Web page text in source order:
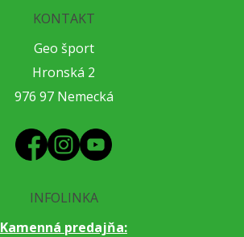
KONTAKT
Geo šport
Hronská 2
976 97 Nemecká
INFOLINKA
Kamenná predajňa: